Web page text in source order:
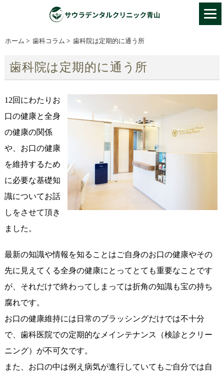
ホーム > 歯科コラム > 歯科院は定期的に通う所
歯科院は定期的に通う所
12回にわたりお
口の健康と全身
の健康の関係
や、お口の健康
を維持するため
に必要な基礎知
識についてお話
しをさせて頂き
ました。
最新の知識や情報を知ることはご自身のお口の健康やその
先に見えてくる全身の健康にとってとても重要なことです
が、それだけで終わってしまっては折角の知識も宝の持ち
腐れです。
お口の健康維持には日常のブラッシングだけでは不十分
で、歯科医院での定期的なメインテナンス（検診とクリー
ニング）が不可欠です。
また、お口の中は例え病気が進行していてもご自分では自